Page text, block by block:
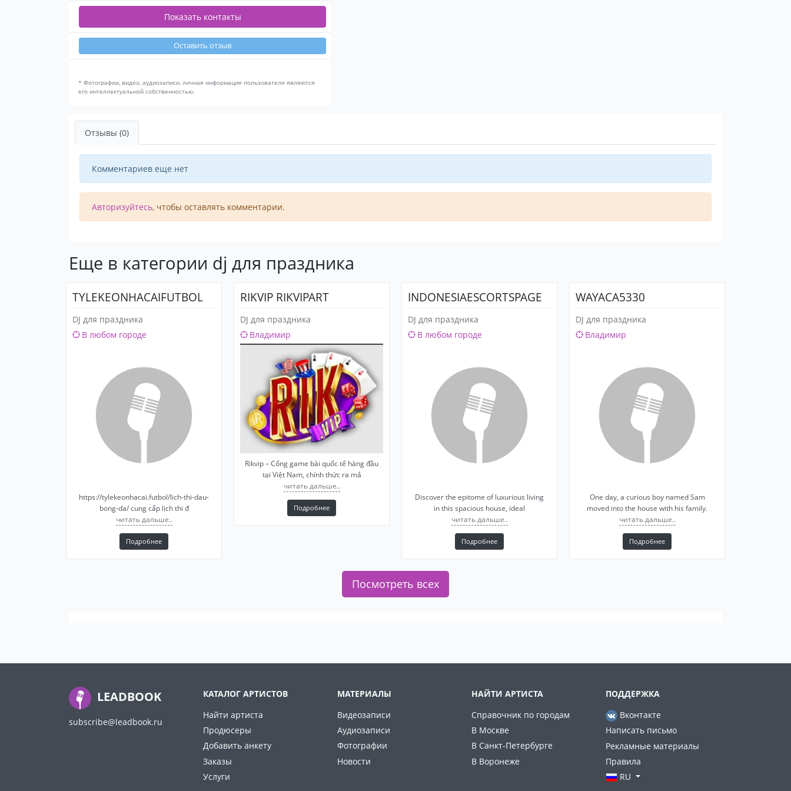
Показать контакты
Оставить отзыв
* Фотографии, видео, аудиозаписи, личная информация пользователя являются
его интеллектуальной собственностью.
Отзывы (0)
Комментариев еще нет
Авторизуйтесь, чтобы оставлять комментарии.
Еще в категории dj для праздника
TYLEKEONHACAIFUTBOL
DJ для праздника
В любом городе
https://tylekeonhacai.futbol/lich-thi-dau-
bong-da/ cung cấp lịch thi đ
читать дальше..
Подробнее
RIKVIP RIKVIPART
DJ для праздника
Владимир
Rikvip – Cổng game bài quốc tế hàng đầu
tại Việt Nam, chính thức ra mắ
читать дальше..
Подробнее
INDONESIAESCORTSPAGE
DJ для праздника
В любом городе
Discover the epitome of luxurious living
in this spacious house, ideal
читать дальше..
Подробнее
WAYACA5330
DJ для праздника
Владимир
One day, a curious boy named Sam
moved into the house with his family.
читать дальше..
Подробнее
Посмотреть всех
LEADBOOK
subscribe@leadbook.ru
КАТАЛОГ АРТИСТОВ
Найти артиста
Продюсеры
Добавить анкету
Заказы
Услуги
МАТЕРИАЛЫ
Видеозаписи
Аудиозаписи
Фотографии
Новости
НАЙТИ АРТИСТА
Справочник по городам
В Москве
В Санкт-Петербурге
В Воронеже
ПОДДЕРЖКА
Вконтакте
Написать письмо
Рекламные материалы
Правила
RU